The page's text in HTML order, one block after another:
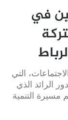
في
التي
الرائد الذي
مسيرة التنمية